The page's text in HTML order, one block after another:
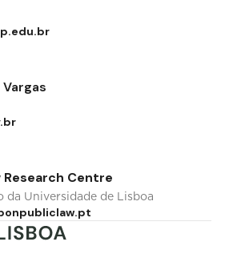
Research Centre
da Universidade de Lisboa